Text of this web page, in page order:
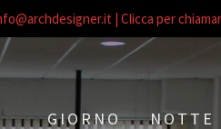
GIORNO
NOTTE
| Clicca per